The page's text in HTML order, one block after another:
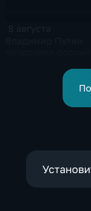
физкультурников с